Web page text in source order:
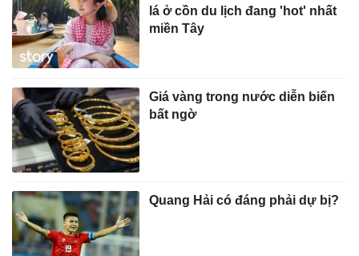
lá ở cồn du lịch đang 'hot' nhất
miền Tây
Giá vàng trong nước diễn biến
bất ngờ
Quang Hải có đáng phải dự bị?